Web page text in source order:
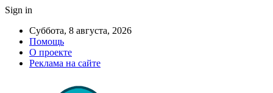
Sign in
Суббота, 8 августа, 2026
Помощь
О проекте
Реклама на сайте